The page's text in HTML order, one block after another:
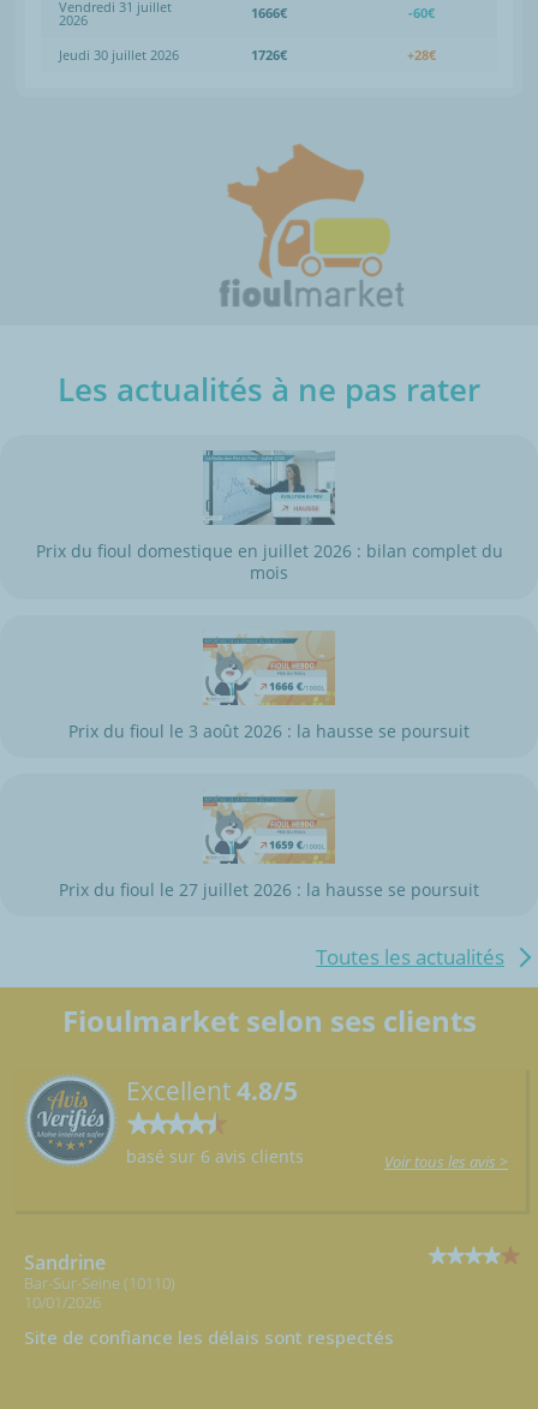
Vendredi 31 juillet
2026 1666€ -60€
Jeudi 30 juillet 2026 1726€ +28€
Les actualités à ne pas rater
Prix du fioul domestique en juillet 2026 : bilan complet du
mois
Prix du fioul le 3 août 2026 : la hausse se poursuit
Prix du fioul le 27 juillet 2026 : la hausse se poursuit
Toutes les actualités
Fioulmarket selon ses clients
Excellent4.8/5
basé sur 6 avis clients Voir tous les avis >
Sandrine
Bar-Sur-Seine (10110)
10/01/2026
Site de confiance les délais sont respectés